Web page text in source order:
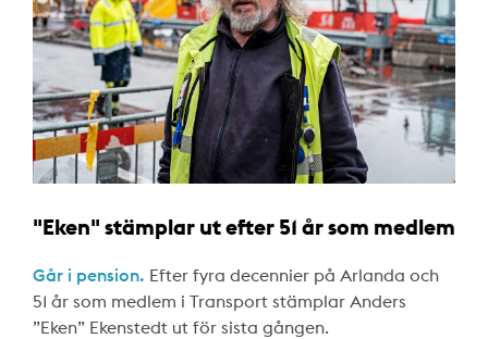
"Eken" stämplar ut efter 51 år som medlem
Går i pension. Efter fyra decennier på Arlanda och
51 år som medlem i Transport stämplar Anders
”Eken” Ekenstedt ut för sista gången.